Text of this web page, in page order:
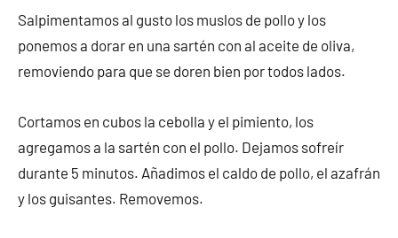
Salpimentamos al gusto los muslos de pollo y los
ponemos a dorar en una sartén con al aceite de oliva,
removiendo para que se doren bien por todos lados.
Cortamos en cubos la cebolla y el pimiento, los
agregamos a la sartén con el pollo. Dejamos sofreír
durante 5 minutos. Añadimos el caldo de pollo, el azafrán
y los guisantes. Removemos.